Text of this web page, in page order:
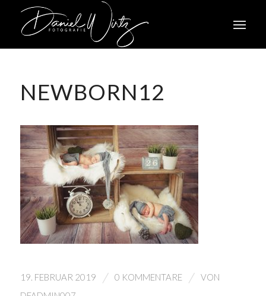
NEWBORN12
19. FEBRUAR 2019 / 0 KOMMENTARE / VON